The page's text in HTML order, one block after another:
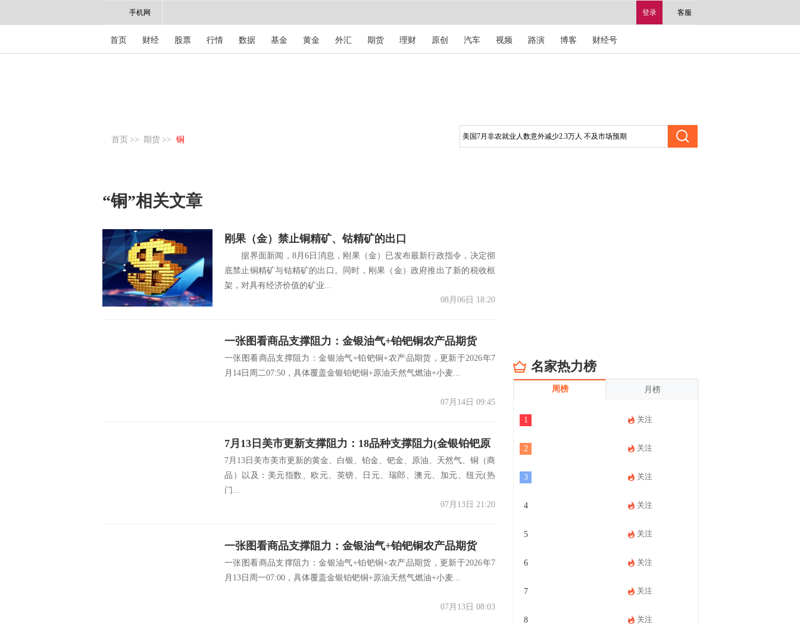
登录 客服
手机网
首页 财经 股票 行情 数据 基金 黄金 外汇 期货 理财 原创 汽车 视频 路演 博客 财经号
首页 >> 期货 >> 铜
“铜”相关文章
刚果（金）禁止铜精矿、钴精矿的出口
据界面新闻，8月6日消息，刚果（金）已发布最新行政指令，决定彻
底禁止铜精矿与钴精矿的出口。同时，刚果（金）政府推出了新的税收框
架，对具有经济价值的矿业...
08月06日 18:20
一张图看商品支撑阻力：金银油气+铂钯铜农产品期货
(2026年7月14日)
一张图看商品支撑阻力：金银油气+铂钯铜+农产品期货，更新于2026年7
月14日周二07:50，具体覆盖金银铂钯铜+原油天然气燃油+小麦...
07月14日 09:45
7月13日美市更新支撑阻力：18品种支撑阻力(金银铂钯原
油天然气铜及十大货币对)
7月13日美市美市更新的黄金、白银、铂金、钯金、原油、天然气、铜（商
品）以及：美元指数、欧元、英镑、日元、瑞郎、澳元、加元、纽元(热
门...
07月13日 21:20
一张图看商品支撑阻力：金银油气+铂钯铜农产品期货
(2026年7月13日)
一张图看商品支撑阻力：金银油气+铂钯铜+农产品期货，更新于2026年7
月13日周一07:00，具体覆盖金银铂钯铜+原油天然气燃油+小麦...
07月13日 08:03
名家热力榜
周榜 月榜
1 关注
2 关注
3 关注
4 关注
5 关注
6 关注
7 关注
8 关注